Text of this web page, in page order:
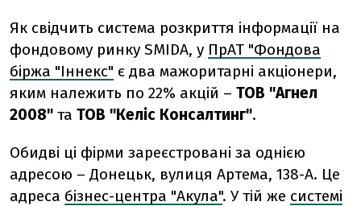
Як свідчить система розкриття інформації на
фондовому ринку SMIDA, у ПрАТ "Фондова
біржа "Іннекс" є два мажоритарні акціонери,
яким належить по 22% акцій – ТОВ "Агнел
2008" та ТОВ "Келiс Консалтинг".
Обидві ці фірми зареєстровані за однією
адресою – Донецьк, вулиця Артема, 138-А. Це
адреса бізнес-центра "Акула". У тій же системі